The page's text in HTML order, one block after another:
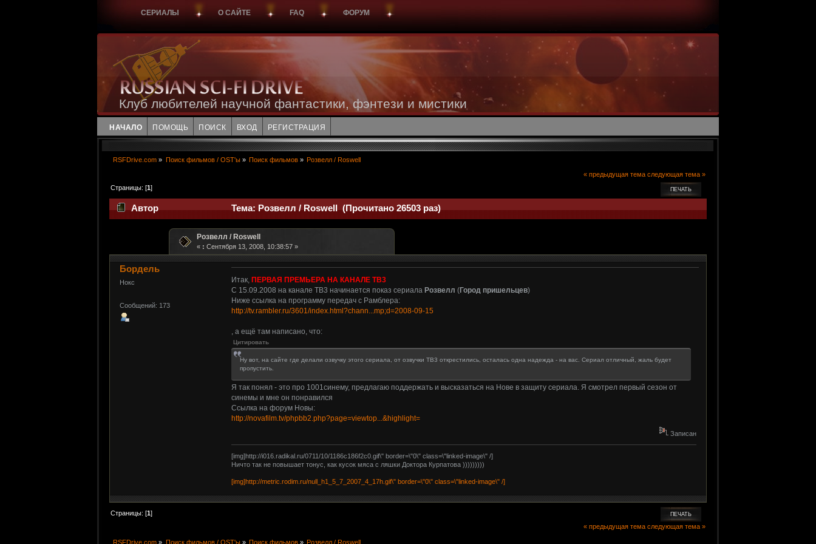
СЕРИАЛЫ О САЙТЕ FAQ ФОРУМ
Клуб любителей научной фантастики, фэнтези и мистики
НАЧАЛО ПОМОЩЬ ПОИСК ВХОД РЕГИСТРАЦИЯ
RSFDrive.com » Поиск фильмов / OST'ы» Поиск фильмов» Розвелл / Roswell
« предыдущая тема следующая тема »
ПЕЧАТЬ
Страницы: [1]
Автор Тема: Розвелл / Roswell (Прочитано 26503 раз)
Розвелл / Roswell
« : Сентября 13, 2008, 10:38:57 »
Бордель
Нокс
Сообщений: 173
Итак, ПЕРВАЯ ПРЕМЬЕРА НА КАНАЛЕ ТВ3
С 15.09.2008 на канале ТВ3 начинается показ сериала Розвелл (Город пришельцев)
Ниже ссылка на программу передач с Рамблера:
http://tv.rambler.ru/3601/index.html?chann...mp;d=2008-09-15
, а ещё там написано, что:
Цитировать
Ну вот, на сайте где делали озвучку этого сериала, от озвучки ТВ3 открестились, осталась одна надежда - на вас. Сериал отличный, жаль будет
пропустить.
Я так понял - это про 1001синему, предлагаю поддержать и высказаться на Нове в защиту сериала. Я смотрел первый сезон от
синемы и мне он понравился
Ссылка на форум Новы:
http://novafilm.tv/phpbb2.php?page=viewtop...&highlight=
Записан
[img]http://i016.radikal.ru/0711/10/1186c186f2c0.gif\" border=\"0\" class=\"linked-image\" /]
Ничто так не повышает тонус, как кусок мяса с ляшки Доктора Курпатова )))))))))
[img]http://metric.rodim.ru/null_h1_5_7_2007_4_17h.gif\" border=\"0\" class=\"linked-image\" /]
ПЕЧАТЬ
Страницы: [1]
« предыдущая тема следующая тема »
RSFDrive.com » Поиск фильмов / OST'ы» Поиск фильмов» Розвелл / Roswell